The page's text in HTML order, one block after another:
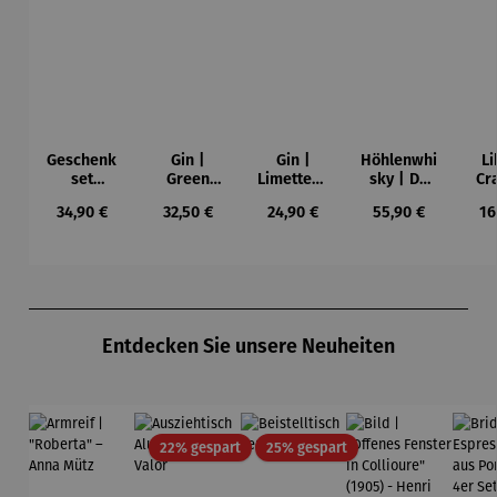
Geschenk
set
Alte
Regulärer Preis:
34,90 €
Gin |
Green
Regulärer Preis:
32,50 €
Gin |
Limettenli
Regulärer Preis:
24,90 €
Höhlenwhi
sky | De
Single
Regulärer Preis:
55,90 €
Entdecken Sie unsere Neuheiten
22% gespartRabatt25% gespartRabatt